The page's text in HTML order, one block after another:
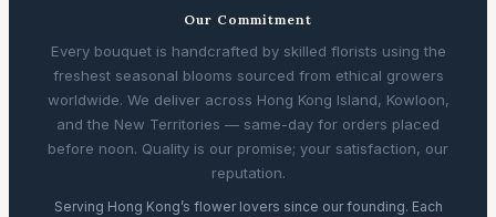
Our Commitment
Every bouquet is handcrafted by skilled florists using the
freshest seasonal blooms sourced from ethical growers
worldwide. We deliver across Hong Kong Island, Kowloon,
and the New Territories — same-day for orders placed
before noon. Quality is our promise; your satisfaction, our
reputation.
Serving Hong Kong’s flower lovers since our founding. Each